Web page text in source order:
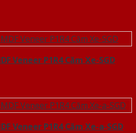
Veneer P1R4 Căm Xe-SGD
Veneer P1R4 Căm Xe-a-SGD